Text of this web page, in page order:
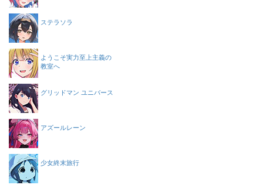
ステラソラ
ようこそ実力至上主義の
教室へ
グリッドマン ユニバース
アズールレーン
少女終末旅行